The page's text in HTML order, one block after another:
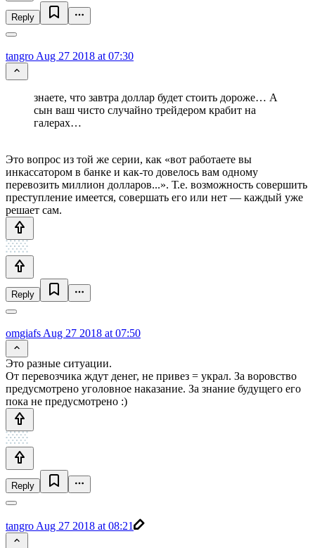
Reply
tangro Aug 27 2018 at 07:30
знаете, что завтра доллар будет стоить дороже… А
сын ваш чисто случайно трейдером крабит на
галерах…
Это вопрос из той же серии, как «вот работаете вы
инкассатором в банке и как-то довелось вам одному
перевозить миллион долларов...». Т.е. возможность совершить
преступление имеется, совершать его или нет — каждый уже
решает сам.
Reply
omgiafs Aug 27 2018 at 07:50
Это разные ситуации.
От перевозчика ждут денег, не привез = украл. За воровство
предусмотрено уголовное наказание. За знание будущего его
пока не предусмотрено :)
Reply
tangro Aug 27 2018 at 08:21